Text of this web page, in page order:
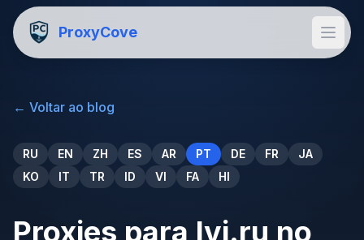
ProxyCove
← Voltar ao blog
RU EN ZH ES AR PT DE FR
JA
KO
IT TR ID VI FA HI
Proxies para Ivi.ru no